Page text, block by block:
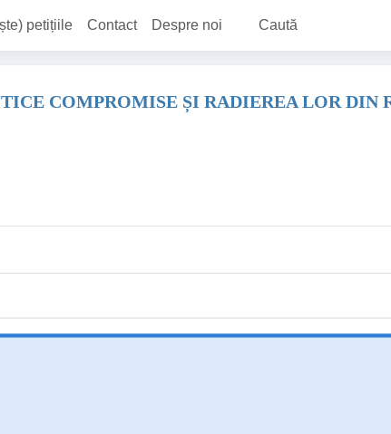
petițiile Contact Despre noi Caută
COMPROMISE ȘI RADIEREA LOR DIN